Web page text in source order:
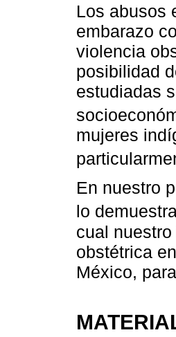
Los abusos
embarazo
violencia
posibilidad
estudiadas
mujeres
En nuestro
lo
cual
obstétrica
México,